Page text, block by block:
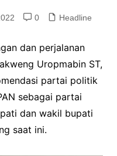
0 Headline
dan perjalanan
Uropmabin ST,
partai politik
sebagai partai
dan wakil bupati
saat ini.